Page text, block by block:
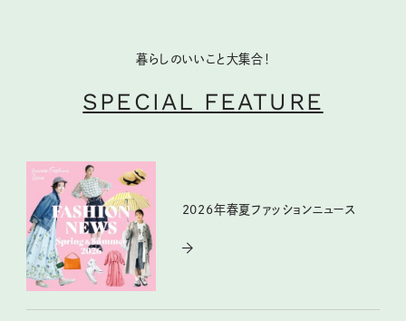
暮らしのいいこと大集合！
SPECIAL FEATURE
2026年春夏ファッションニュース